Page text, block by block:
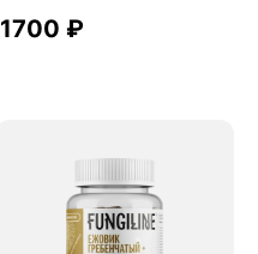
1700 ₽